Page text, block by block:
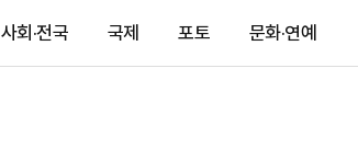
사회·전국 국제 포토 문화·연예